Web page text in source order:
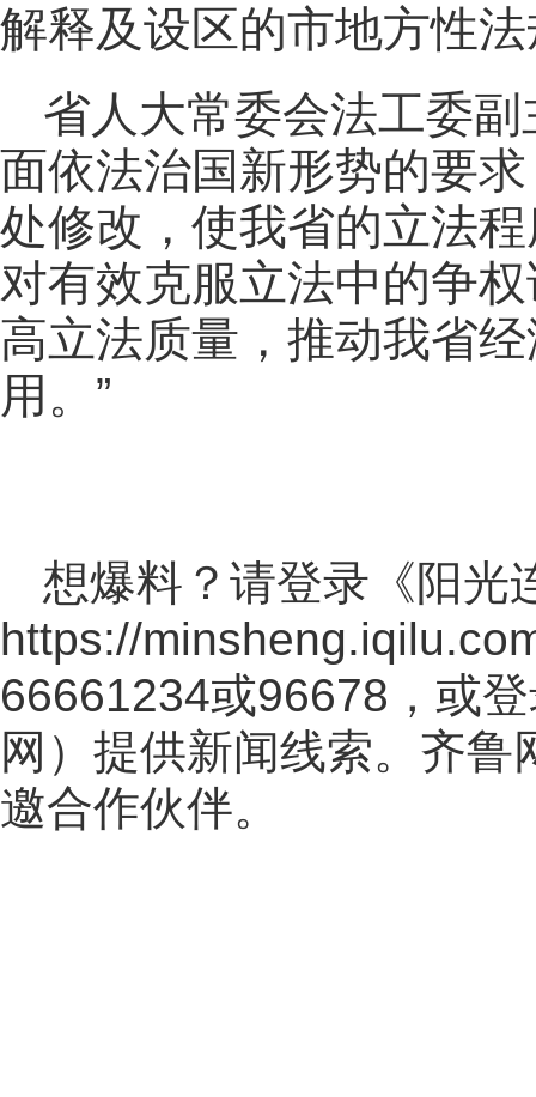
解释及设区的市地方性
省人大常委会法工委
面依法治国新形势的要
处修改，使我省的立法
对有效克服立法中的争
高立法质量，推动我省
用。”
想爆料？请登录《阳光
https://
66661234或96678，或
网 ）提供新闻线索。齐鲁
邀合作伙伴。